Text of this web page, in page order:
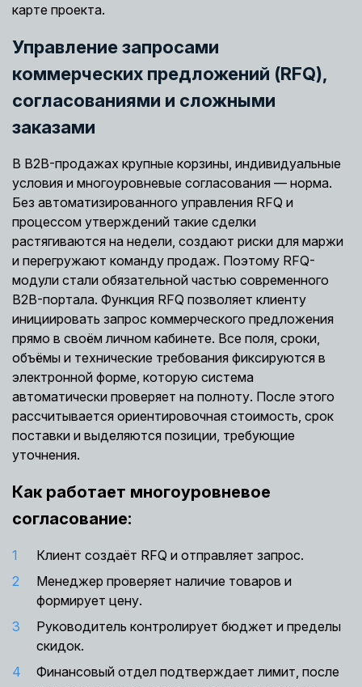
карте проекта.
Управление запросами
коммерческих предложений (RFQ),
согласованиями и сложными
заказами
В B2B-продажах крупные корзины, индивидуальные
условия и многоуровневые согласования — норма.
Без автоматизированного управления RFQ и
процессом утверждений такие сделки
растягиваются на недели, создают риски для маржи
и перегружают команду продаж. Поэтому RFQ-
модули стали обязательной частью современного
B2B-портала. Функция RFQ позволяет клиенту
инициировать запрос коммерческого предложения
прямо в своём личном кабинете. Все поля, сроки,
объёмы и технические требования фиксируются в
электронной форме, которую система
автоматически проверяет на полноту. После этого
рассчитывается ориентировочная стоимость, срок
поставки и выделяются позиции, требующие
уточнения.
Как работает многоуровневое
согласование:
Клиент создаёт RFQ и отправляет запрос.
Менеджер проверяет наличие товаров и
формирует цену.
Руководитель контролирует бюджет и пределы
скидок.
Финансовый отдел подтверждает лимит, после